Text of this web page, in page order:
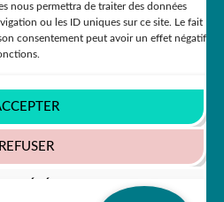
nous permettra de traiter des données
ou les ID uniques sur ce site. Le fait
consentement peut avoir un effet négatif
REFUSER